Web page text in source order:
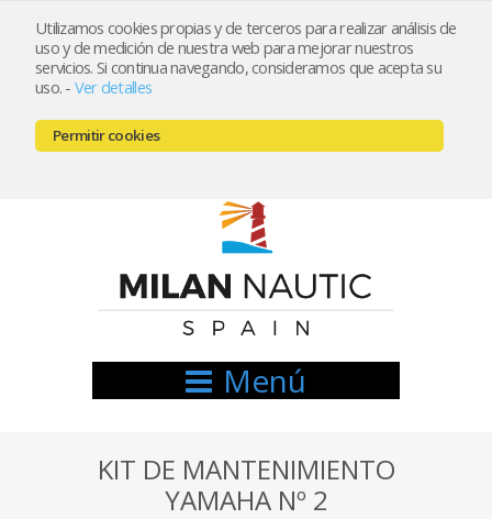
Utilizamos cookies propias y de terceros para realizar análisis de
uso y de medición de nuestra web para mejorar nuestros
servicios. Si continua navegando, consideramos que acepta su
uso. - Ver detalles
Permitir cookies
Registrarse Mi cuenta
666521122 // 654999333
Menú
KIT DE MANTENIMIENTO
YAMAHA Nº 2